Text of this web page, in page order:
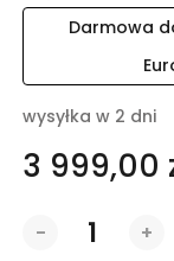
Darmowa
wysyłka w 2 dni
3 999,00
- +